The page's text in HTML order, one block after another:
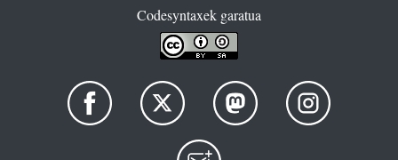
Codesyntaxek garatua